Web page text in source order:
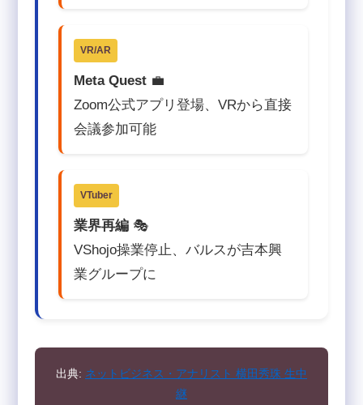
VR/AR
Meta Quest 💼
Zoom公式アプリ登場、VRから直接
会議参加可能
VTuber
業界再編 🎭
VShojo操業停止、バルスが吉本興
業グループに
出典: ネットビジネス・アナリスト 横田秀珠 生中
継